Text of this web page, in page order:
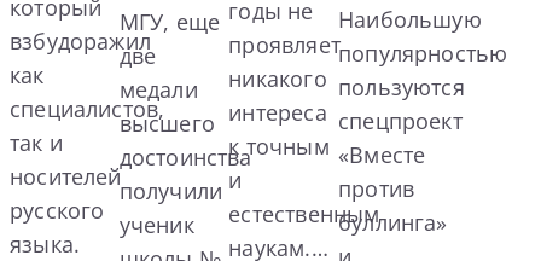
который
взбудоражил
как
специалистов,
так и
носителей
русского
языка.
МГУ, еще
две
медали
высшего
достоинства
получили
ученик
годы не
проявляет
никакого
интереса
к точным
и
естественным
наукам.…
Наибольшую
популярностью
пользуются
спецпроект
«Вместе
против
буллинга»